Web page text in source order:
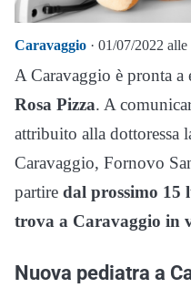
Caravaggio · 01/07/2022
A Caravaggio è pronta a
Rosa Pizza. A
attribuito alla dottoressa
Caravaggio, Fornovo
partire dal prossimo 15
trova a Caravaggio in
Nuova pediatra a